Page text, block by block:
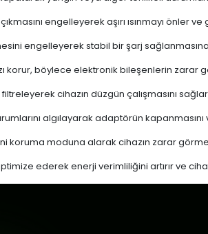
engelleyerek aşırı ısınmayı önler ve
engelleyerek stabil bir şarj sağlanmasına
korur, böylece elektronik bileşenlerin zarar
cihazın düzgün çalışmasını
algılayarak adaptörün kapanmasını
koruma moduna alarak cihazın zarar
ederek enerji verimliliğini artırır ve